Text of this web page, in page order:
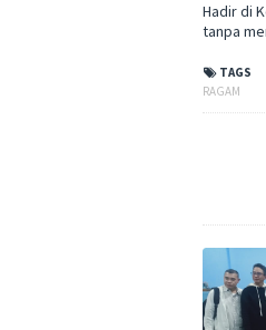
Hadir di
tanpa
TAGS
RAGAM